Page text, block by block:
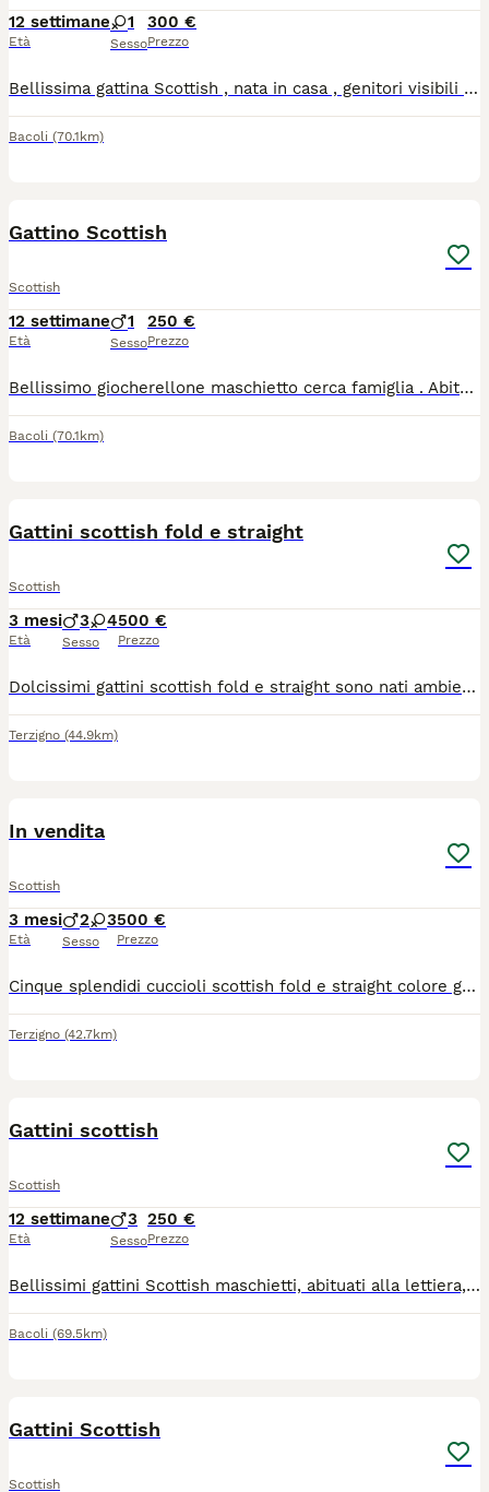
12 settimane
Età
1
Sesso
300 €
Prezzo
Bellissima gattina Scottish , nata in casa , genitori visibili , affettuosa e abituata alla lettiera e a mangiare autonomamente
Bacoli (70.1km)
Gattino Scottish
Scottish
12 settimane
Età
1
Sesso
250 €
Prezzo
Bellissimo giocherellone maschietto cerca famiglia . Abituato alla lettiera e alle crocchette, molto affettuoso
Bacoli (70.1km)
Gattini scottish fold e straight
Scottish
3 mesi
Età
3 4
Sesso
500 €
Prezzo
Dolcissimi gattini scottish fold e straight sono nati ambiente familiare Già pronti per andare a vostra famiglia
Terzigno (44.9km)
In vendita
Scottish
3 mesi
Età
2 3
Sesso
500 €
Prezzo
Cinque splendidi cuccioli scottish fold e straight colore grigio blu sono nati in ambiente familiare hanno libretto sanitario per contattare il numero 346 3255549
Terzigno (42.7km)
Gattini scottish
Scottish
12 settimane
Età
3
Sesso
250 €
Prezzo
Bellissimi gattini Scottish maschietti, abituati alla lettiera, mangiano autonomamente, dolcissimi giocherelloni e molto affettuosi , manto che sembra velluto ; no allevamento, in ottima salute , cercano famiglia che li ami follemente
Bacoli (69.5km)
Gattini Scottish
Scottish